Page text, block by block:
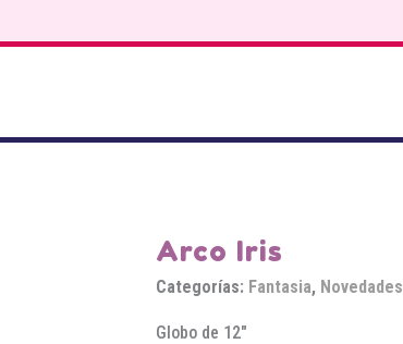
Arco Iris
Categorías: Fantasia, Novedades
Globo de 12″